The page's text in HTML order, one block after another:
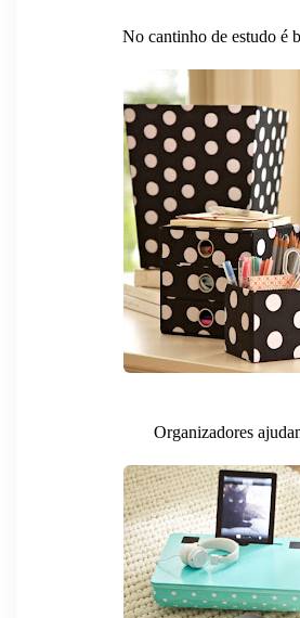
No cantinho de estudo é
Organizadores